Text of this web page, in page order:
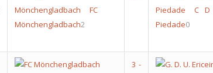
Mönchengladbach
FC
Mönchengladbach2
Piedade
C D
Piedade0
3 -